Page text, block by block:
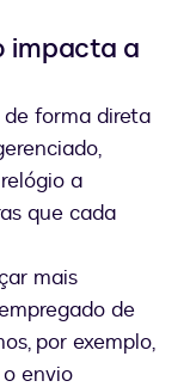
impacta a
forma direta
a
que cada
mais
de
por exemplo,
envio